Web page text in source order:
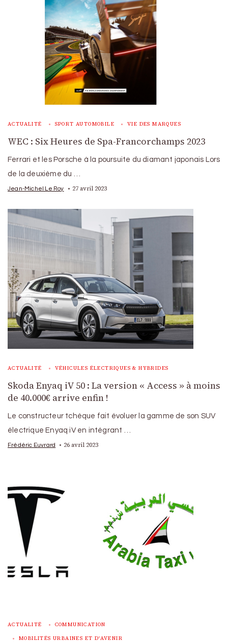
ACTUALITÉ SPORT AUTOMOBILE VIE DES MARQUES
WEC : Six Heures de Spa-Francorchamps 2023
Ferrari et les Porsche à la poursuite du diamant japonais Lors
de la deuxième du …
Jean-Michel Le Roy 27 avril 2023
ACTUALITÉ VÉHICULES ÉLECTRIQUES & HYBRIDES
Skoda Enyaq iV 50 : La version « Access » à moins
de 40.000€ arrive enfin !
Le constructeur tchèque fait évoluer la gamme de son SUV
électrique Enyaq iV en intégrant …
Frédéric Euvrard 26 avril 2023
ACTUALITÉ COMMUNICATION
MOBILITÉS URBAINES ET D'AVENIR